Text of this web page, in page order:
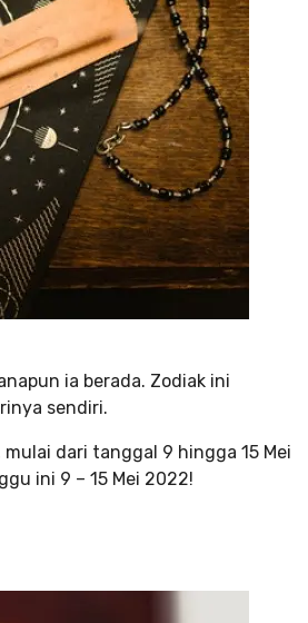
ia berada. Zodiak ini
sendiri.
dari tanggal 9 hingga 15 Mei
ini 9 – 15 Mei 2022!